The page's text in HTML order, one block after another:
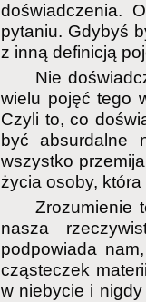
doświadczenia.
pytaniu. Gdybyś
z inną definicją
Nie
wielu pojęć tego
Czyli to, co
być absurdalne
wszystko
życia osoby, która
Zrozumienie
nasza
podpowiada
cząsteczek
w niebycie i